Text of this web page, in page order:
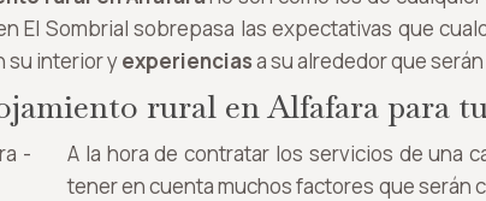
El Sombrial sobrepasa las expectativas que
su interior yexperienciasa su alrededor que
rural en Alfafara para
A la hora de contratar los servicios de una
tener en cuenta muchos factores que serán